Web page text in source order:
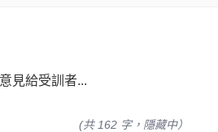
見給受訓者...
(共 162 字，隱藏中）